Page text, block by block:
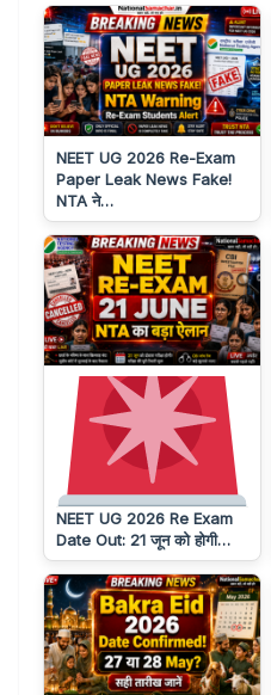
NEET UG 2026 Re-Exam
Paper Leak News Fake!
NTA ने…
NEET UG 2026 Re Exam
Date Out: 21 जून को होगी…